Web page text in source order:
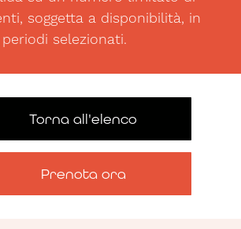
soggetta a disponibilità, in
periodi selezionati.
Torna all'elenco
Prenota ora